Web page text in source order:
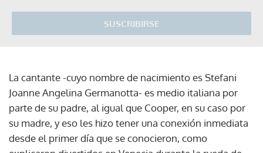
SUSCRIBIRSE
La cantante -cuyo nombre de nacimiento es Stefani
Joanne Angelina Germanotta- es medio italiana por
parte de su padre, al igual que Cooper, en su caso por
su madre, y eso les hizo tener una conexión inmediata
desde el primer día que se conocieron, como